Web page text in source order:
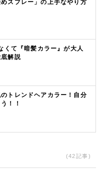
スプレー」の上手なやり方
くて『暗髪カラー』が大人
解説
のトレンドヘアカラー！自分
！！
(42記事)